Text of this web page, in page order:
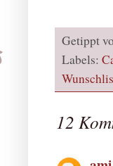
Getippt
Labels:
12